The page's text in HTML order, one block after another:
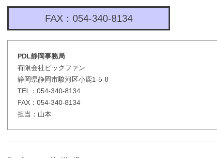
FAX：054-340-8134
PDL静岡事務局
有限会社ビックファン
静岡県静岡市駿河区小鹿1-5-8
TEL：054-340-8134
FAX：054-340-8134
担当：山本